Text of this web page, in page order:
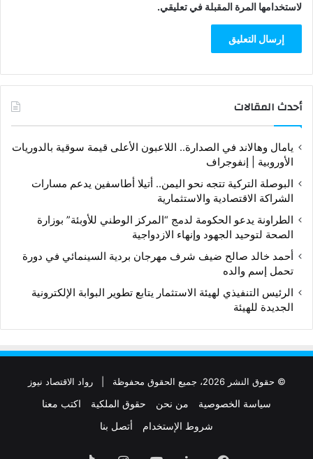
لاستخدامها المرة المقبلة في تعليقي.
أحدث المقالات
يامال وهالاند في الصدارة.. اللاعبون الأعلى قيمة سوقية بالدوريات
الأوروبية | إنفوجراف
البوصلة التركية تتجه نحو اليمن.. أتيلا أطاسفين يدعم مسارات
الشراكة الاقتصادية والاستثمارية
الطراونة يدعو الحكومة لدمج “المركز الوطني للأوبئة” بوزارة
الصحة لتوحيد الجهود وإنهاء الازدواجية
أحمد خالد صالح ضيف شرف مهرجان بردية السينمائي في دورة
تحمل إسم والده
الرئيس التنفيذي لهيئة الاستثمار يتابع تطوير البوابة الإلكترونية
الجديدة للهيئة
© حقوق النشر 2026، جميع الحقوق محفوظة | رواد الاقتصاد نيوز
سياسة الخصوصية من نحن حقوق الملكية
اكتب معنا
شروط الإستخدام
أتصل بنا